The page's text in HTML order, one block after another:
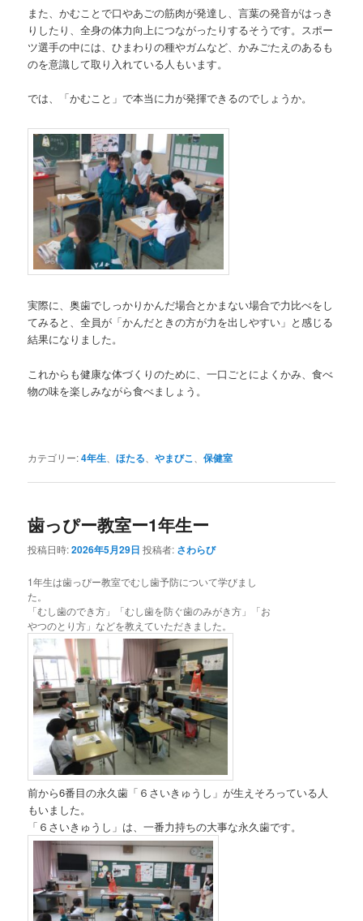
また、かむことで口やあごの筋肉が発達し、言葉の発音がはっき
りしたり、全身の体力向上につながったりするそうです。スポー
ツ選手の中には、ひまわりの種やガムなど、かみごたえのあるも
のを意識して取り入れている人もいます。
では、「かむこと」で本当に力が発揮できるのでしょうか。
実際に、奥歯でしっかりかんだ場合とかまない場合で力比べをし
てみると、全員が「かんだときの方が力を出しやすい」と感じる
結果になりました。
これからも健康な体づくりのために、一口ごとによくかみ、食べ
物の味を楽しみながら食べましょう。
カテゴリー:4年生 、ほたる 、やまびこ 、保健室
歯っぴー教室ー1年生ー
投稿日時:2026年5月29日 投稿者: さわらび
1年生は歯っぴー教室でむし歯予防について学びまし
た。
「むし歯のでき方」「むし歯を防ぐ歯のみがき方」「お
やつのとり方」などを教えていただきました。
前から6番目の永久歯「６さいきゅうし」が生えそろっている人
もいました。
「６さいきゅうし」は、一番力持ちの大事な永久歯です。